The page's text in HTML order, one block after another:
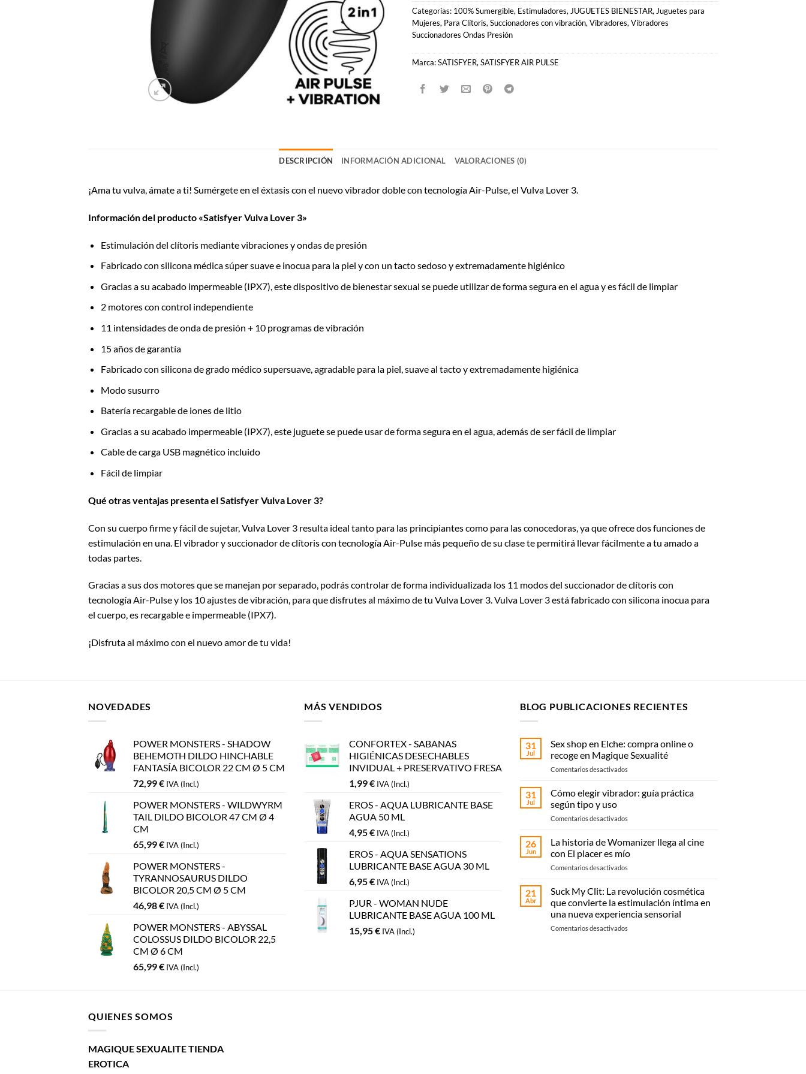
Categorías: 100% Sumergible, Estimuladores, JUGUETES BIENESTAR, Juguetes para
Mujeres, Para Clítoris, Succionadores con vibración, Vibradores, Vibradores
Succionadores Ondas Presión
Marca:SATISFYER, SATISFYER AIR PULSE
DESCRIPCIÓN INFORMACIÓN ADICIONAL VALORACIONES (0)
¡Ama tu vulva, ámate a ti! Sumérgete en el éxtasis con el nuevo vibrador doble con tecnología Air-Pulse, el Vulva Lover 3.
Información del producto «Satisfyer Vulva Lover 3»
Estimulación del clítoris mediante vibraciones y ondas de presión
Fabricado con silicona médica súper suave e inocua para la piel y con un tacto sedoso y extremadamente higiénico
Gracias a su acabado impermeable (IPX7), este dispositivo de bienestar sexual se puede utilizar de forma segura en el agua y es fácil de limpiar
2 motores con control independiente
11 intensidades de onda de presión + 10 programas de vibración
15 años de garantía
Fabricado con silicona de grado médico supersuave, agradable para la piel, suave al tacto y extremadamente higiénica
Modo susurro
Batería recargable de iones de litio
Gracias a su acabado impermeable (IPX7), este juguete se puede usar de forma segura en el agua, además de ser fácil de limpiar
Cable de carga USB magnético incluido
Fácil de limpiar
Qué otras ventajas presenta el Satisfyer Vulva Lover 3?
Con su cuerpo firme y fácil de sujetar, Vulva Lover 3 resulta ideal tanto para las principiantes como para las conocedoras, ya que ofrece dos funciones de
estimulación en una. El vibrador y succionador de clítoris con tecnología Air-Pulse más pequeño de su clase te permitirá llevar fácilmente a tu amado a
todas partes.
Gracias a sus dos motores que se manejan por separado, podrás controlar de forma individualizada los 11 modos del succionador de clítoris con
tecnología Air-Pulse y los 10 ajustes de vibración, para que disfrutes al máximo de tu Vulva Lover 3. Vulva Lover 3 está fabricado con silicona inocua para
el cuerpo, es recargable e impermeable (IPX7).
¡Disfruta al máximo con el nuevo amor de tu vida!
NOVEDADES
POWER MONSTERS - SHADOW
BEHEMOTH DILDO HINCHABLE
FANTASÍA BICOLOR 22 CM Ø 5 CM
72,99€ IVA (Incl.)
POWER MONSTERS - WILDWYRM
TAIL DILDO BICOLOR 47 CM Ø 4
CM
65,99€ IVA (Incl.)
POWER MONSTERS -
TYRANNOSAURUS DILDO
BICOLOR 20,5 CM Ø 5 CM
46,98€ IVA (Incl.)
POWER MONSTERS - ABYSSAL
COLOSSUS DILDO BICOLOR 22,5
CM Ø 6 CM
65,99€ IVA (Incl.)
MÁS VENDIDOS
CONFORTEX - SABANAS
HIGIÉNICAS DESECHABLES
INVIDUAL + PRESERVATIVO FRESA
1,99€ IVA (Incl.)
EROS - AQUA LUBRICANTE BASE
AGUA 50 ML
4,95€ IVA (Incl.)
EROS - AQUA SENSATIONS
LUBRICANTE BASE AGUA 30 ML
6,95€ IVA (Incl.)
PJUR - WOMAN NUDE
LUBRICANTE BASE AGUA 100 ML
15,95€ IVA (Incl.)
BLOG PUBLICACIONES RECIENTES
31
Jul
Sex shop en Elche: compra online o
recoge en Magique Sexualité
Comentarios desactivados
shop
en
compra
o
Magique
31
Jul
Cómo elegir vibrador: guía práctica
según tipo y uso
Comentarios desactivados
elegir
vibrador:
guía
práctica
tipo
y
26
Jun
La historia de Womanizer llega al cine
con El placer es mío
Comentarios desactivados
historia
de
Womanizer
llega
al
21
Abr
Suck My Clit: La revolución cosmética
que convierte la estimulación íntima en
una nueva experiencia sensorial
Comentarios desactivados
QUIENES SOMOS
MAGIQUE SEXUALITE TIENDA
EROTICA